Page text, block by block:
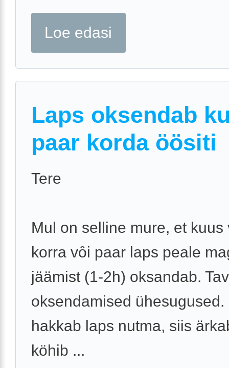
Loe edasi
Laps oksendab
paar korda öösiti
Tere
Mul on selline mure, et kuus
korra vôi paar laps peale
jäämist (1-2h) oksandab.
oksendamised
hakkab laps nutma, siis
köhib ...